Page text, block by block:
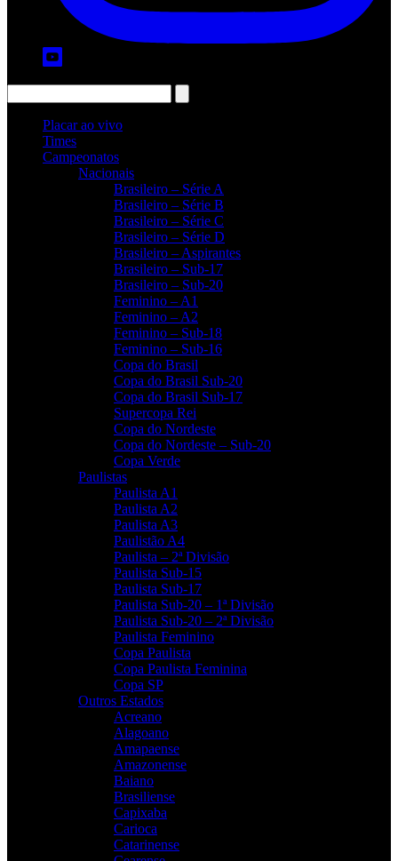
Placar ao vivo
Times
Campeonatos
Nacionais
Brasileiro – Série A
Brasileiro – Série B
Brasileiro – Série C
Brasileiro – Série D
Brasileiro – Aspirantes
Brasileiro – Sub-17
Brasileiro – Sub-20
Feminino – A1
Feminino – A2
Feminino – Sub-18
Feminino – Sub-16
Copa do Brasil
Copa do Brasil Sub-20
Copa do Brasil Sub-17
Supercopa Rei
Copa do Nordeste
Copa do Nordeste – Sub-20
Copa Verde
Paulistas
Paulista A1
Paulista A2
Paulista A3
Paulistão A4
Paulista – 2ª Divisão
Paulista Sub-15
Paulista Sub-17
Paulista Sub-20 – 1ª Divisão
Paulista Sub-20 – 2ª Divisão
Paulista Feminino
Copa Paulista
Copa Paulista Feminina
Copa SP
Outros Estados
Acreano
Alagoano
Amapaense
Amazonense
Baiano
Brasiliense
Capixaba
Carioca
Catarinense